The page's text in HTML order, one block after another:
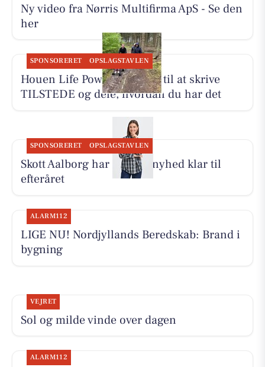
Ny video fra Nørris Multifirma ApS - Se den
her
SPONSORERET OPSLAGSTAVLEN
Houen Life Power inviterer til at skrive
TILSTEDE og dele, hvordan du har det
SPONSORERET OPSLAGSTAVLEN
Skott Aalborg har Fransa-nyhed klar til
efteråret
ALARM112
LIGE NU! Nordjyllands Beredskab: Brand i
bygning
VEJRET
Sol og milde vinde over dagen
ALARM112